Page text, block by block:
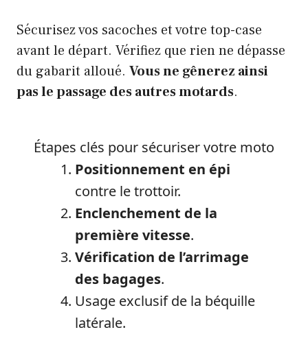
Sécurisez vos sacoches et votre top-case
avant le départ. Vérifiez que rien ne dépasse
du gabarit alloué. Vous ne gênerez ainsi
pas le passage des autres motards.
Étapes clés pour sécuriser votre moto
Positionnement en épi
contre le trottoir.
Enclenchement de la
première vitesse.
Vérification de l’arrimage
des bagages.
Usage exclusif de la béquille
latérale.